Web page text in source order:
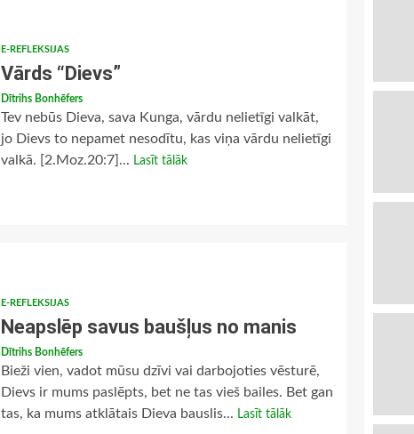
E-REFLEKSIJAS
Vārds “Dievs”
Dītrihs Bonhēfers
Tev nebūs Dieva, sava Kunga, vārdu nelietīgi valkāt,
jo Dievs to nepamet nesodītu, kas viņa vārdu nelietīgi
valkā. [2.Moz.20:7]... Lasīt tālāk
E-REFLEKSIJAS
Neapslēp savus baušļus no manis
Dītrihs Bonhēfers
Bieži vien, vadot mūsu dzīvi vai darbojoties vēsturē,
Dievs ir mums paslēpts, bet ne tas vieš bailes. Bet gan
tas, ka mums atklātais Dieva bauslis... Lasīt tālāk